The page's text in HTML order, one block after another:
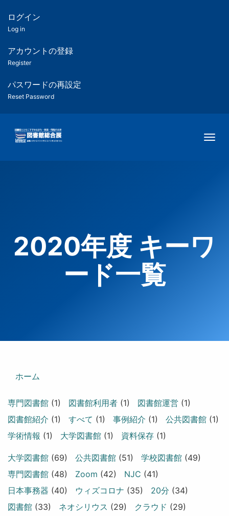
ツ
匿
名
ユ
ー
ー
用
メ
ログイン
Log in
アカウントの登録
Register
パスワードの再設定
Reset Password
2020年度 キーワ
ード一覧
ホーム
専門図書館(1) 図書館利用者(1) 図書館運営 (1)
図書館紹介 (1) すべて (1) 事例紹介 (1) 公共図書館(1)
学術情報 (1) 大学図書館(1) 資料保存(1)
大学図書館(69) 公共図書館(51) 学校図書館(49)
専門図書館(48) Zoom (42) NJC (41)
日本事務器 (40) ウィズコロナ (35) 20分 (34)
図書館(33) ネオシリウス (29) クラウド (29)